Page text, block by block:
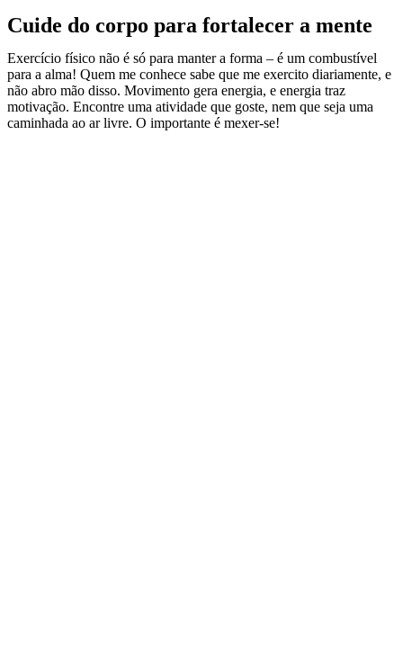
Cuide do corpo para fortalecer a mente
Exercício físico não é só para manter a forma – é um combustível
para a alma! Quem me conhece sabe que me exercito diariamente, e
não abro mão disso. Movimento gera energia, e energia traz
motivação. Encontre uma atividade que goste, nem que seja uma
caminhada ao ar livre. O importante é mexer-se!